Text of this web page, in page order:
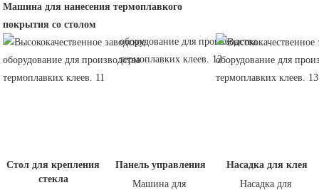
Машина для нанесения термоплавкого
покрытия со столом
Стол для крепления
стекла
Панель управления
Машина для
Насадка для клея
Насадка для